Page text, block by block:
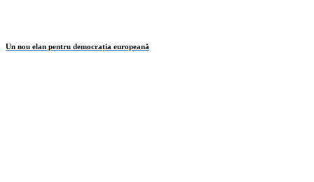
Un nou elan pentru democrația europeană